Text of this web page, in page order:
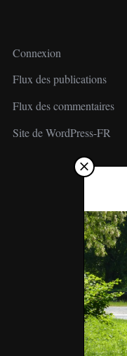
Connexion
Flux des publications
Flux des commentaires
Site de WordPress-FR